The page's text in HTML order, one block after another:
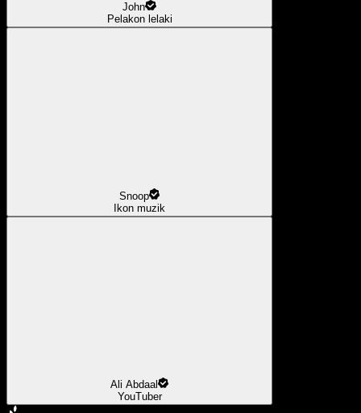
John
Pelakon lelaki
Snoop
Ikon muzik
Ali Abdaal
YouTuber